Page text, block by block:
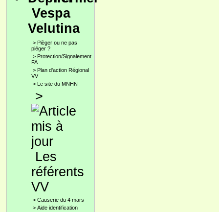
Vespa
Velutina
> Pièger ou ne pas
piéger ?
> Protection/Signalement
FA
> Plan d'action Régional
VV
> Le site du MNHN
>
Les
référents
VV
> Causerie du 4 mars
> Aide identification